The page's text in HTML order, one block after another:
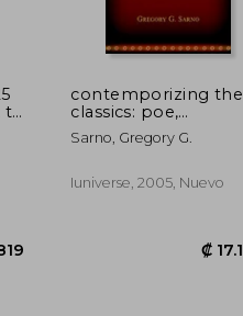
₡ 34.274
to
contemporizing the
classics: poe,
shakespeare, doyle
(en Inglés)
Sarno, Gregory G.
Iuniverse, 2005, Nuevo